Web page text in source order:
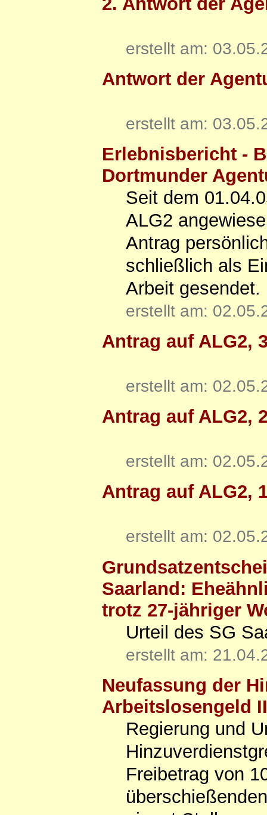
erstellt am:
Antwort der
erstellt am:
Erlebnisbericht -
Dortmunder
Seit dem
ALG2
Antrag
schließlich als
Arbeit gesendet.
erstellt am:
Antrag auf ALG2,
erstellt am:
Antrag auf ALG2,
erstellt am:
Antrag auf ALG2,
erstellt am:
Saarland:
trotz 27-jähriger
Urteil des SG
erstellt am:
Neufassung der
Arbeitslosengeld II
Regierung und
Freibetrag von